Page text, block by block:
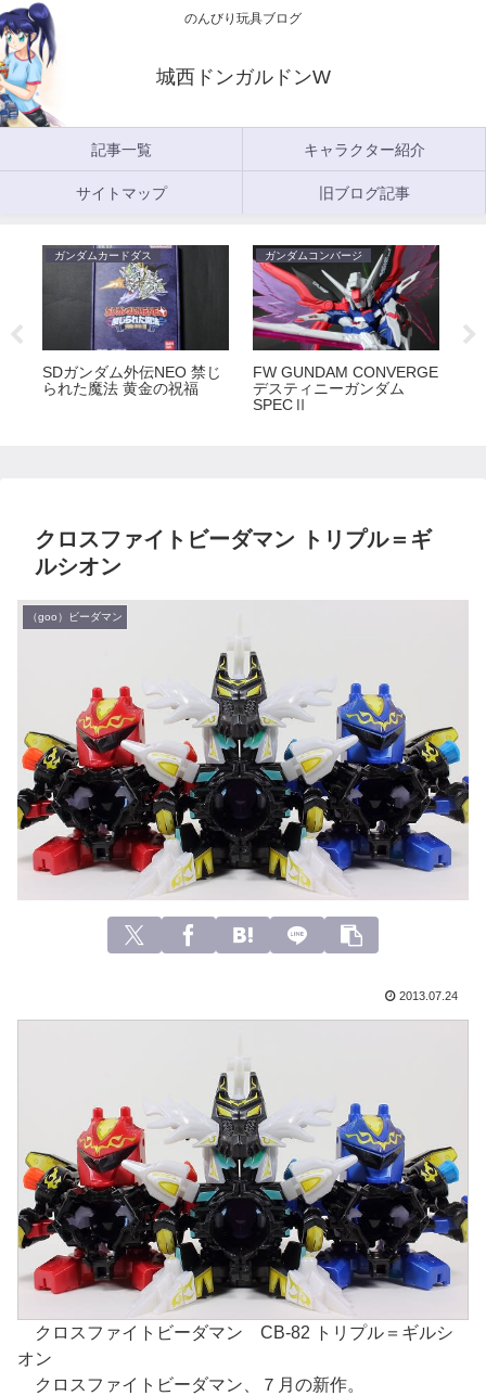
のんびり玩具ブログ
城西ドンガルドンW
記事一覧 キャラクター紹介
サイトマップ 旧ブログ記事
ガンダムカードダス
SDガンダム外伝NEO 禁じ
られた魔法 黄金の祝福
ガンダムコンバージ
FW GUNDAM CONVERGE
デスティニーガンダム
SPECⅡ
クロスファイトビーダマン トリプル＝ギ
ルシオン
（goo）ビーダマン
2013.07.24
クロスファイトビーダマン CB-82 トリプル＝ギルシ
オン
クロスファイトビーダマン、７月の新作。